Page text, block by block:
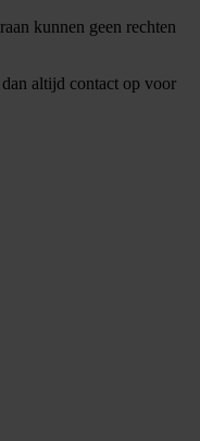
kunnen geen rechten
altijd contact op voor